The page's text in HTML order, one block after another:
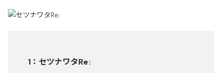
1 ： セツナワタRe: